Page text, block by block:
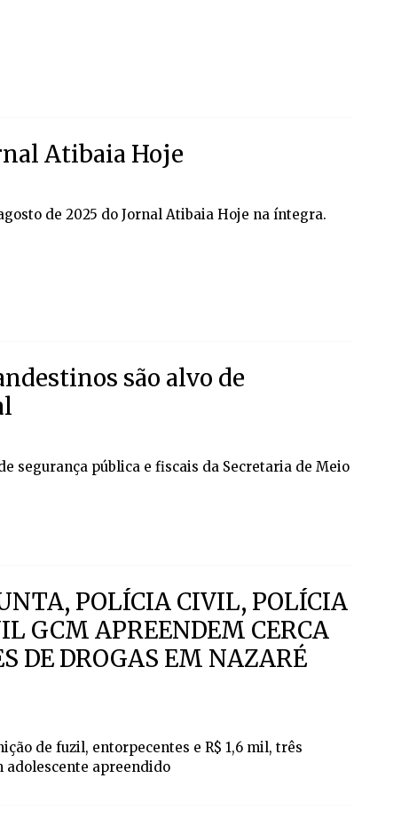
Atibaia Hoje
de 2025 do Jornal Atibaia Hoje na íntegra.
são alvo de
segurança pública e fiscais da Secretaria de Meio
POLÍCIA CIVIL, POLÍCIA
GCM APREENDEM CERCA
DE DROGAS EM NAZARÉ
de fuzil, entorpecentes e R$ 1,6 mil, três
adolescente apreendido